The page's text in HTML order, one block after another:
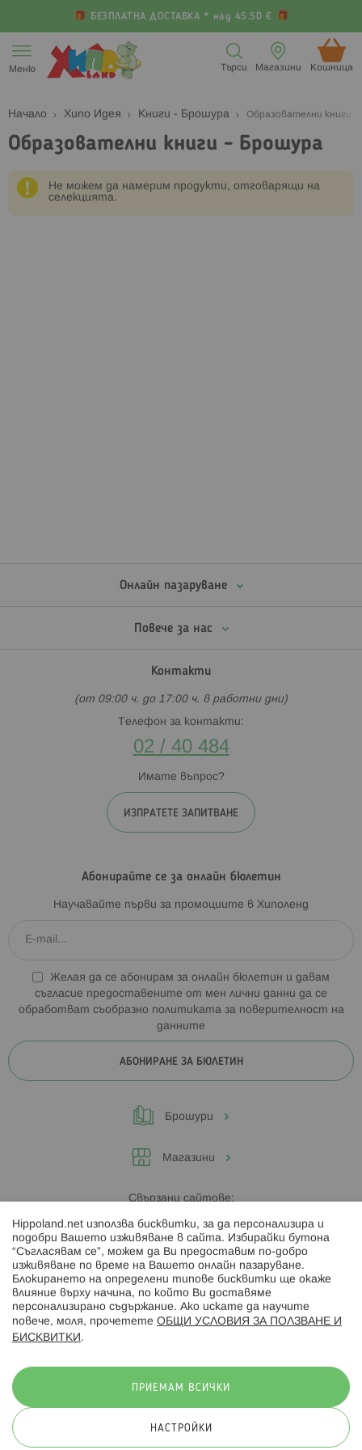
БЕЗПЛАТНА ДОСТАВКА * над 45.50 €
към
съдържанието
Меню Кошница (
Магазини
Търси
Начало Хипо Идея Книги - Брошура Образователни книги -
Образователни книги - Брошура
Не можем да намерим продукти, отговарящи на
селекцията.
Онлайн пазаруване
Повече за нас
Контакти
(от 09:00 ч. до 17:00 ч. в работни дни)
Телефон за контакти:
02 / 40 484
Имате въпрос?
ИЗПРАТЕТЕ ЗАПИТВАНЕ
Абонирайте се за онлайн бюлетин
Научавайте първи за промоциите в Хиполенд
Желая да се абонирам за онлайн бюлетин и давам
съгласие предоставените от мен лични данни да се
обработват съобразно политиката за поверителност на
данните
АБОНИРАНЕ ЗА БЮЛЕТИН
Брошури
Магазини
Свързани сайтове:
Hippoland.ro
Последвайте ни:
© 2026 Hippoland.net. Всички права запазени
Hippoland.net използва бисквитки, за да персонализира и
подобри Вашето изживяване в сайта. Избирайки бутона
“Съгласявам се”, можем да Ви предоставим по-добро
изживяване по време на Вашето онлайн пазаруване.
Блокирането на определени типове бисквитки ще окаже
влияние върху начина, по който Ви доставяме
персонализирано съдържание. Ако искате да научите
повече, моля, прочетете ОБЩИ УСЛОВИЯ ЗА ПОЛЗВАНЕ И
БИСКВИТКИ .
ПРИЕМАМ ВСИЧКИ
НАСТРОЙКИ